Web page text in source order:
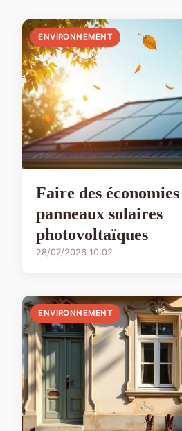
ENVIRONNEMENT
Faire des
panneaux solaires
photovoltaïques
28/07/2026 10:02
ENVIRONNEMENT